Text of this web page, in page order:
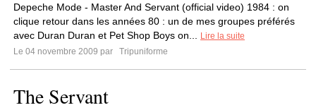
Depeche Mode - Master And Servant (official video) 1984 : on
clique retour dans les années 80 : un de mes groupes préférés
avec Duran Duran et Pet Shop Boys on...
Lire la suite
Le 04 novembre 2009 par
Tripuniforme
The Servant